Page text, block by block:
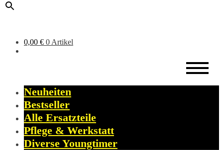
0,00 € 0 Artikel
Neuheiten
Bestseller
Alle Ersatzteile
Pflege & Werkstatt
Diverse Youngtimer